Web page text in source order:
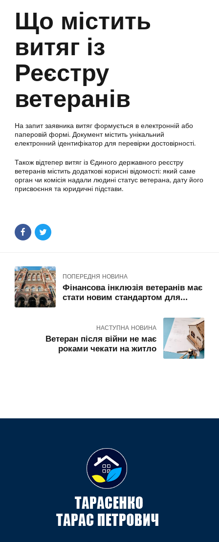
Що містить
витяг із
Реєстру
ветеранів
На запит заявника витяг формується в електронній або
паперовій формі. Документ містить унікальний
електронний ідентифікатор для перевірки достовірності.
Також відтепер витяг із Єдиного державного реєстру
ветеранів містить додаткові корисні відомості: який саме
орган чи комісія надали людині статус ветерана, дату його
присвоєння та юридичні підстави.
ПОПЕРЕДНЯ НОВИНА
Фінансова інклюзія ветеранів має
стати новим стандартом для
НАСТУПНА НОВИНА
Ветеран після війни не має
роками чекати на житло